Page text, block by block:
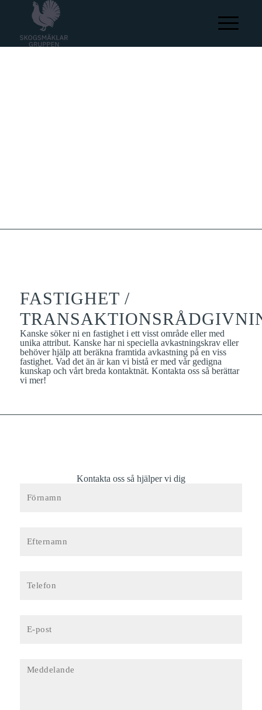
FASTIGHET /
Kanske söker ni en fastighet i ett visst område eller med
unika attribut. Kanske har ni speciella avkastningskrav eller
behöver hjälp att beräkna framtida avkastning på en viss
fastighet. Vad det än är kan vi bistå er med vår gedigna
kunskap och vårt breda kontaktnät. Kontakta ossså berättar
vi mer!
Kontakta oss så hjälper vi dig